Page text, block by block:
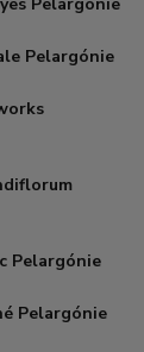
Pelargónie
Pelargónie
Pelargónie